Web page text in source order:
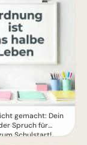
gemacht: Dein
Spruch für
Schulstart!